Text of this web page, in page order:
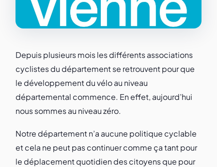
Depuis plusieurs mois les différents associations
cyclistes du département se retrouvent pour que
le développement du vélo au niveau
départemental commence. En effet, aujourd’hui
nous sommes au niveau zéro.
Notre département n’a aucune politique cyclable
et cela ne peut pas continuer comme ça tant pour
le déplacement quotidien des citoyens que pour